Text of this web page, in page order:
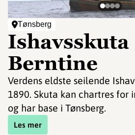
Tønsberg
Ishavsskuta
Berntine
Verdens eldste seilende
1890. Skuta kan chartres for
og har base i Tønsberg.
Les mer